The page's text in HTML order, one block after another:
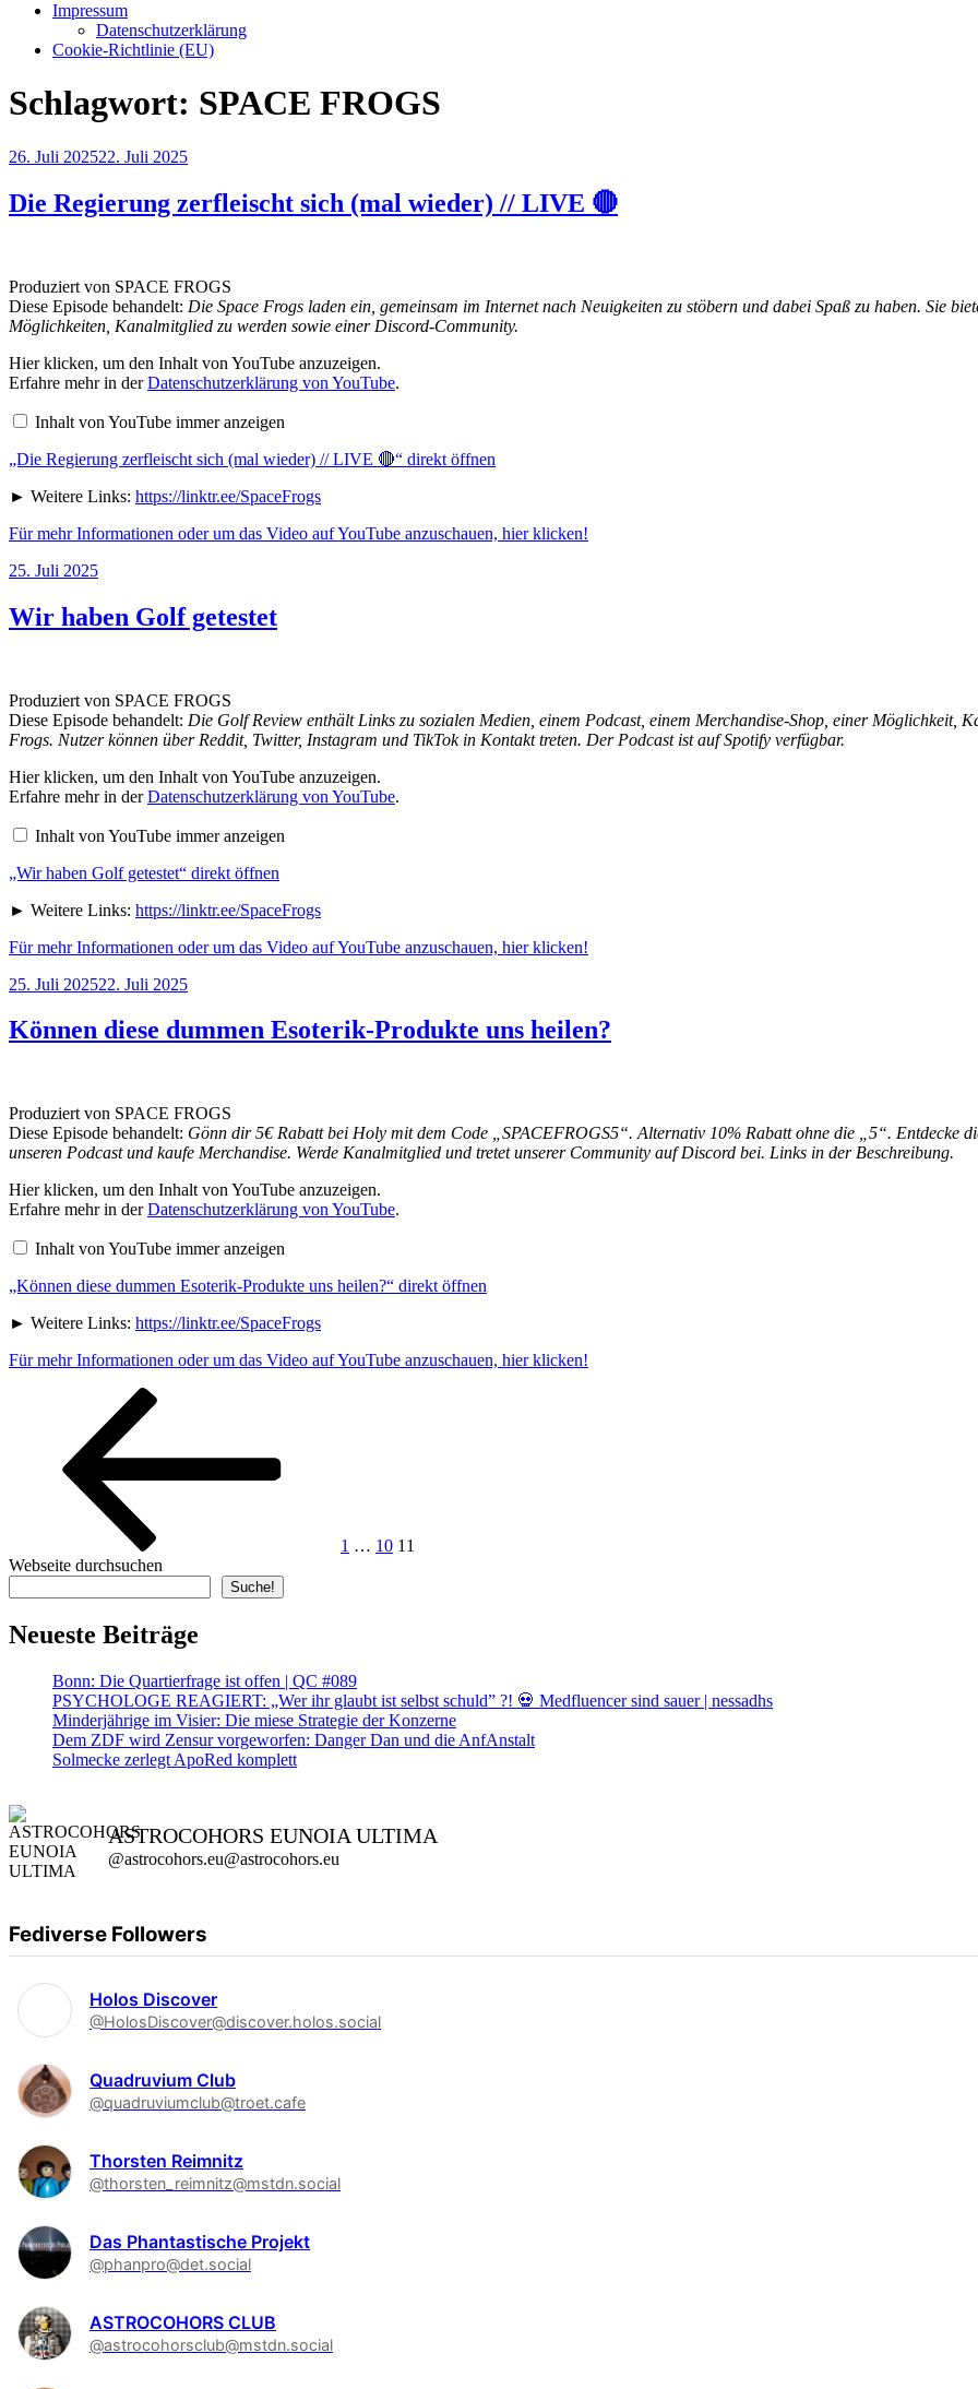
Impressum
Datenschutzerklärung
Cookie-Richtlinie (EU)
Schlagwort: SPACE FROGS
Veröffentlicht
26. Juli 202522. Juli 2025
Die Regierung zerfleischt sich (mal wieder) // LIVE 🔴
Produziert von SPACE FROGS
Diese Episode behandelt: Die Space Frogs laden ein, gemeinsam im Internet nach Neuigkeiten zu stöbern und dabei Spaß zu haben. Sie
Möglichkeiten, Kanalmitglied zu werden sowie einer Discord-Community.
„Die
Regierung
zerfleischt
(mal
🔴“
von
YouTube
anzeigen
Hier klicken, um den Inhalt von YouTube anzuzeigen.
Erfahre mehr in derDatenschutzerklärung von YouTube.
Inhalt von YouTube immer anzeigen
„Die Regierung zerfleischt sich (mal wieder) // LIVE 🔴“ direkt öffnen
► Weitere Links: https://linktr.ee/SpaceFrogs
Für mehr Informationen oder um das Video auf YouTube anzuschauen, hier klicken!
Veröffentlicht
25. Juli 2025
Wir haben Golf getestet
Produziert von SPACE FROGS
Diese Episode behandelt: Die Golf Review enthält Links zu sozialen Medien, einem Podcast, einem Merchandise-Shop, einer Möglichkeit,
Frogs. Nutzer können über Reddit, Twitter, Instagram und TikTok in Kontakt treten. Der Podcast ist auf Spotify verfügbar.
„Wir
haben
Golf
von
anzeigen
Hier klicken, um den Inhalt von YouTube anzuzeigen.
Erfahre mehr in derDatenschutzerklärung von YouTube.
Inhalt von YouTube immer anzeigen
„Wir haben Golf getestet“ direkt öffnen
► Weitere Links: https://linktr.ee/SpaceFrogs
Für mehr Informationen oder um das Video auf YouTube anzuschauen, hier klicken!
Veröffentlicht
25. Juli 202522. Juli 2025
Können diese dummen Esoterik-Produkte uns heilen?
Produziert von SPACE FROGS
Diese Episode behandelt: Gönn dir 5€ Rabatt bei Holy mit dem Code „SPACEFROGS5“. Alternativ 10% Rabatt ohne die „5“. Entdecke
unseren Podcast und kaufe Merchandise. Werde Kanalmitglied und tretet unserer Community auf Discord bei. Links in der Beschreibung.
„Können
diese
dummen
Esoterik-
Produkte
heilen?“
YouTube
Hier klicken, um den Inhalt von YouTube anzuzeigen.
Erfahre mehr in derDatenschutzerklärung von YouTube.
Inhalt von YouTube immer anzeigen
„Können diese dummen Esoterik-Produkte uns heilen?“ direkt öffnen
► Weitere Links: https://linktr.ee/SpaceFrogs
Für mehr Informationen oder um das Video auf YouTube anzuschauen, hier klicken!
Seitennummerierung
Beiträge
1 … 10 11
Webseite durchsuchen
Suche!
Neueste Beiträge
Bonn: Die Quartierfrage ist offen | QC #089
PSYCHOLOGE REAGIERT: „Wer ihr glaubt ist selbst schuld” ?! 💀 Medfluencer sind sauer | nessadhs
Minderjährige im Visier: Die miese Strategie der Konzerne
Dem ZDF wird Zensur vorgeworfen: Danger Dan und die AnfAnstalt
Solmecke zerlegt ApoRed komplett
ASTROCOHORS EUNOIA ULTIMA
@astrocohors.eu@astrocohors.eu
Fediverse Followers
Holos Discover
@HolosDiscover@discover.holos.social
Quadruvium Club
@quadruviumclub@troet.cafe
Thorsten Reimnitz
@thorsten_reimnitz@mstdn.social
Das Phantastische Projekt
@phanpro@det.social
ASTROCOHORS CLUB
@astrocohorsclub@mstdn.social